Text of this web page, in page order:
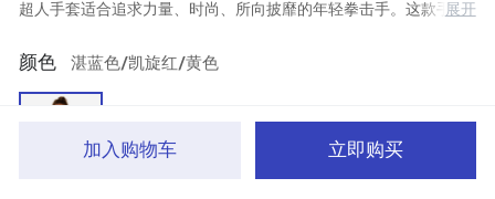
超人手套适合追求力量、时尚、所向披靡的年轻拳击手。这款手套
展开
颜色 湛蓝色/凯旋红/黄色
加入购物车 立即购买